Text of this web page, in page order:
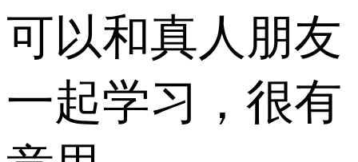
可以和真人朋友
一起学习，很有